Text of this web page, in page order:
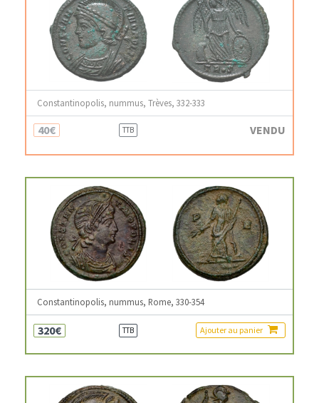
Constantinopolis, nummus, Trèves, 332-333
40€ TTB VENDU
Constantinopolis, nummus, Rome, 330-354
320€ TTB Ajouter au panier